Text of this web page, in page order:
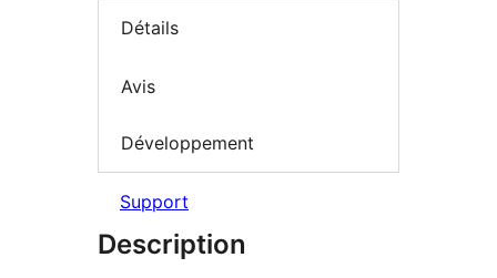
Détails
Avis
Développement
Support
Description